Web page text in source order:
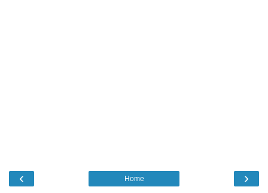
‹ ›
Home